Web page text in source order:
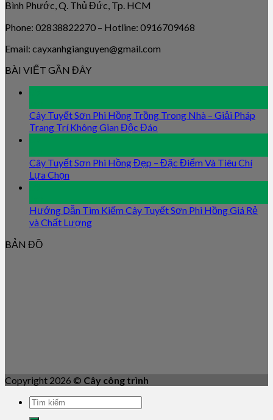
Bình Phước, Q. Thủ Đức, Tp. HCM
Phone: 02838822270 – Hotline: 0916709468
Email: cayxanhgianguyen@gmail.com
BÀI VIẾT GẦN ĐÂY
Cây Tuyết Sơn Phi Hồng Trồng Trong Nhà – Giải Pháp
Trang Trí Không Gian Độc Đáo
Cây Tuyết Sơn Phi Hồng Đẹp – Đặc Điểm Và Tiêu Chí
Lựa Chọn
Hướng Dẫn Tìm Kiếm Cây Tuyết Sơn Phi Hồng Giá Rẻ
và Chất Lượng
BẢN ĐỒ
Copyright 2026 © Cây công trình